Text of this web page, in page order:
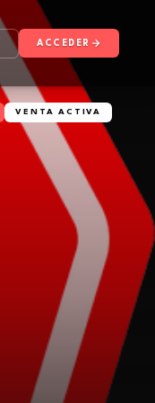
ACCEDER
VENTA ACTIVA